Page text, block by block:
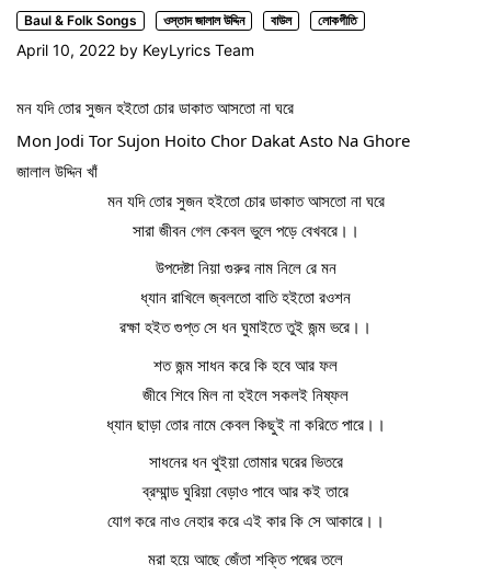
Baul & Folk Songs ওস্তাদ জালাল উদ্দিন বাউল লোকগীতি
April 10, 2022 by KeyLyrics Team
মন যদি তোর সুজন হইতো চোর ডাকাত আসতো না ঘরে
Mon Jodi Tor Sujon Hoito Chor Dakat Asto Na Ghore
জালাল উদ্দিন খাঁ
মন যদি তোর সুজন হইতো চোর ডাকাত আসতো না ঘরে
সারা জীবন গেল কেবল ভুলে পড়ে বেখবরে।।
উপদেষ্টা নিয়া গুরুর নাম নিলে রে মন
ধ্যান রাখিলে জ্বলতো বাতি হইতো রওশন
রক্ষা হইত গুপ্ত সে ধন ঘুমাইতে তুই জন্ম ভরে।।
শত জন্ম সাধন করে কি হবে আর ফল
জীবে শিবে মিল না হইলে সকলই নিষ্ফল
ধ্যান ছাড়া তোর নামে কেবল কিছুই না করিতে পারে।।
সাধনের ধন থুইয়া তোমার ঘরের ভিতরে
ব্রম্মান্ড ঘুরিয়া বেড়াও পাবে আর কই তারে
যোগ করে নাও নেহার করে এই কার কি সে আকারে।।
মরা হয়ে আছে জেঁতা শক্তি পদ্মের তলে